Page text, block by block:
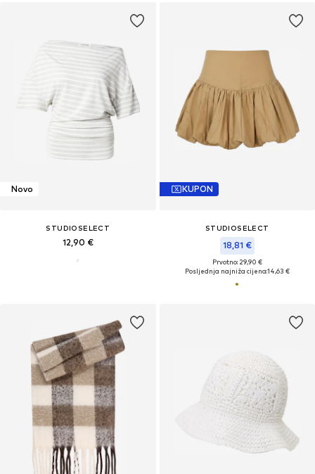
Novo
STUDIOSELECT
12,90 €
KUPON
STUDIOSELECT
18,81 €
Prvotno: 29,90 €
Posljednja najniža cijena:14,63 €